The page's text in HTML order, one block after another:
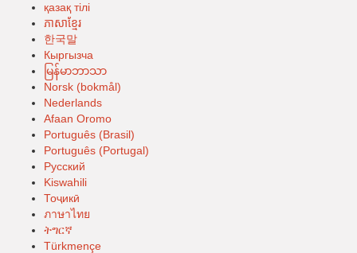
қазақ тілі
ភាសាខ្មែរ
한국말
Кыргызча
မြန်မာဘာသာ
Norsk (bokmål)
Nederlands
Afaan Oromo
Português (Brasil)
Português (Portugal)
Русский
Kiswahili
Тоҷикӣ
ภาษาไทย
ትግርኛ
Türkmençe